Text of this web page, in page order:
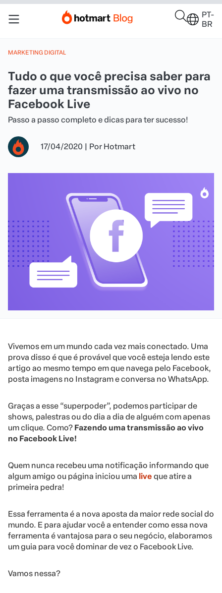
PT-
BR
MARKETING DIGITAL
Tudo o que você precisa saber para
fazer uma transmissão ao vivo no
Facebook Live
Passo a passo completo e dicas para ter sucesso!
17/04/2020 | Por Hotmart
Vivemos em um mundo cada vez mais conectado. Uma
prova disso é que é provável que você esteja lendo este
artigo ao mesmo tempo em que navega pelo Facebook,
posta imagens no Instagram e conversa no WhatsApp.
Graças a esse “superpoder”, podemos participar de
shows, palestras ou do dia a dia de alguém com apenas
um clique. Como? Fazendo uma transmissão ao vivo
no Facebook Live!
Quem nunca recebeu uma notificação informando que
algum amigo ou página iniciou uma live que atire a
primeira pedra!
Essa ferramenta é a nova aposta da maior rede social do
mundo. E para ajudar você a entender como essa nova
ferramenta é vantajosa para o seu negócio, elaboramos
um guia para você dominar de vez o Facebook Live.
Vamos nessa?